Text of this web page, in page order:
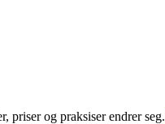
priser og praksiser endrer seg.